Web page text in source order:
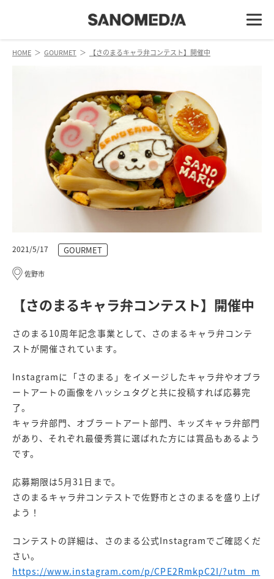
HOME ＞ GOURMET ＞ 【さのまるキャラ弁コンテスト】開催中
【さのまるキャラ弁コンテスト】開催中
2021/5/17 GOURMET
佐野市
さのまる10周年記念事業として、さのまるキャラ弁コンテ
ストが開催されています。
Instagramに「さのまる」をイメージしたキャラ弁やオブラ
ートアートの画像をハッシュタグと共に投稿すれば応募完
了。
キャラ弁部門、オブラートアート部門、キッズキャラ弁部門
があり、それぞれ最優秀賞に選ばれた方には賞品もあるよう
です。
応募期限は5月31日まで。
さのまるキャラ弁コンテストで佐野市とさのまるを盛り上げ
よう！
コンテストの詳細は、さのまる公式Instagramでご確認くだ
さい。
https://www.instagram.com/p/CPE2RmkpC2I/?utm_m